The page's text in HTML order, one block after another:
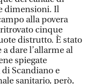
dimensioni. Il
alla povera
cinque
distrutto. È stato
dare l’allarme al
spiegate
Scandiano e
sanitario, però,